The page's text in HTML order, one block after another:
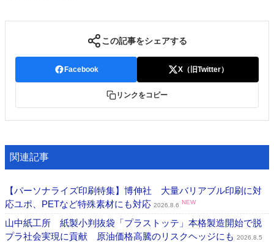
購読・購入申し込み
サイトポリシー
この記事をシェアする
Facebook X（旧Twitter）
リンクをコピー
関連記事
【パーソナライズ印刷特集】博伸社 大量バリアブル印刷に対
応ユポ、PETなど特殊素材にも対応 2026.8.6 NEW
山中紙工所 紙製小判抜袋「プラストッテ」本格製造開始で脱
プラ社会実現に貢献 原油価格高騰のリスクヘッジにも 2026.8.5